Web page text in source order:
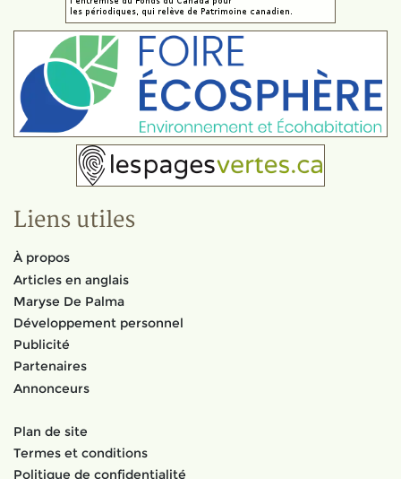
Liens utiles
À propos
Articles en anglais
Maryse De Palma
Développement personnel
Publicité
Partenaires
Annonceurs
Plan de site
Termes et conditions
Politique de confidentialité